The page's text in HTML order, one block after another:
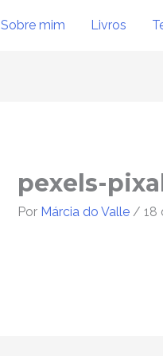
Sobre mim Livros
pexels-
Por Márcia do Valle / 18